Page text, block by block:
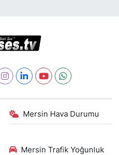
Mersin Hava Durumu
Mersin Trafik Yoğunluk